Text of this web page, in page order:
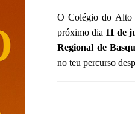
O Colégio do Alto
próximo dia 11 de
Regional de
no teu percurso